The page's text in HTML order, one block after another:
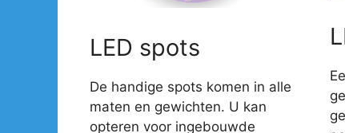
LED spots
De handige spots komen in alle
maten en gewichten. U kan
opteren voor ingebouwde